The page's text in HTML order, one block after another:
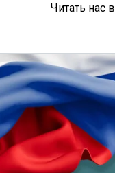
Читать нас в